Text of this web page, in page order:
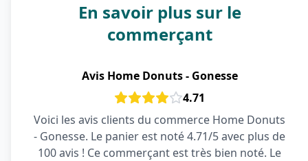
En savoir plus sur le
commerçant
Avis Home Donuts - Gonesse
4.71
Voici les avis clients du commerce Home Donuts
- Gonesse. Le panier est noté 4.71/5 avec plus de
100 avis ! Ce commerçant est très bien noté. Le